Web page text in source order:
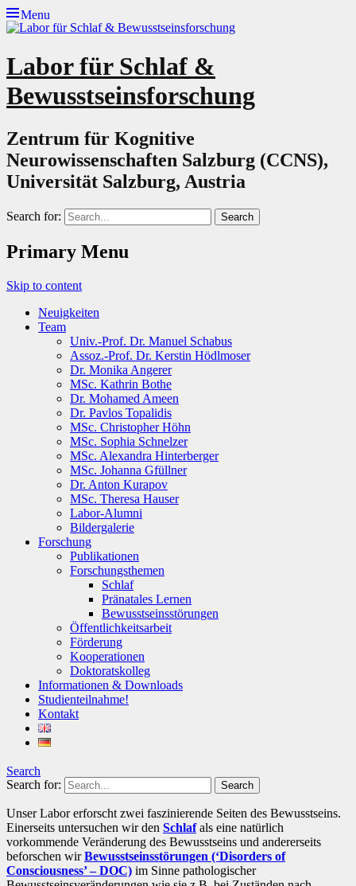
Menu
Labor für Schlaf &
Bewusstseinsforschung
Zentrum für Kognitive
Neurowissenschaften Salzburg (CCNS),
Universität Salzburg, Austria
Search for:
Primary Menu
Skip to content
Neuigkeiten
Team
Univ.-Prof. Dr. Manuel Schabus
Assoz.-Prof. Dr. Kerstin Hödlmoser
Dr. Monika Angerer
MSc. Kathrin Bothe
Dr. Mohamed Ameen
Dr. Pavlos Topalidis
MSc. Christopher Höhn
MSc. Sophia Schnelzer
MSc. Alexandra Hinterberger
MSc. Johanna Gfüllner
Dr. Anton Kurapov
MSc. Theresa Hauser
Labor-Alumni
Bildergalerie
Forschung
Publikationen
Forschungsthemen
Schlaf
Pränatales Lernen
Bewusstseinsstörungen
Öffentlichkeitsarbeit
Förderung
Kooperationen
Doktoratskolleg
Informationen & Downloads
Studienteilnahme!
Kontakt
Search
Search for:
Unser Labor erforscht zwei faszinierende Seiten des Bewusstseins.
Einerseits untersuchen wir den Schlafals eine natürlich
vorkommende Veränderung des Bewusstseins und andererseits
beforschen wirBewusstseinsstörungen (‘Disorders of
Consciousness’ – DOC) im Sinne pathologischer